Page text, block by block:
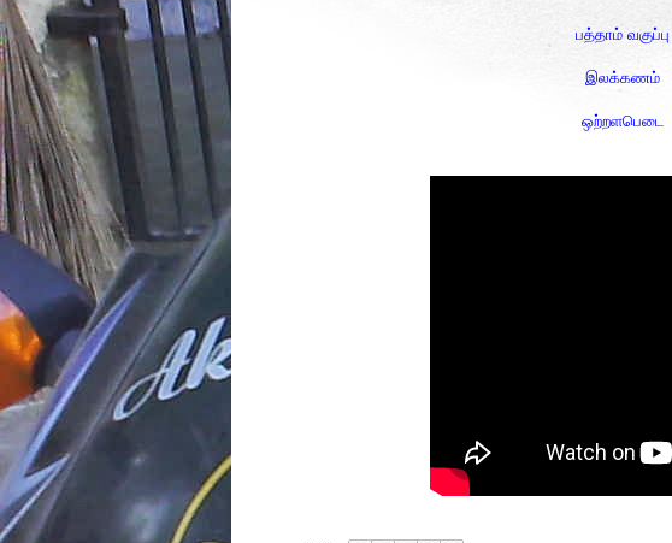
பத்தாம் வகுப்பு
இலக்கணம்
ஒற்றளபெடை